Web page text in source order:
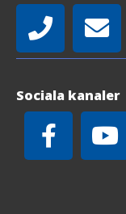
Sociala kanaler